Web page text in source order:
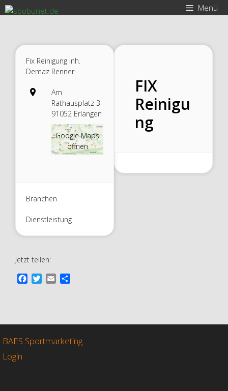
Zum
Inhalt
Menü
Fix Reinigung Inh.
Demaz Renner
Am
Rathausplatz 3
91052 Erlangen
Google Maps
öffnen
Branchen
Dienstleistung
FIX
Reinigu
ng
Jetzt teilen:
o
k
r
BAES Sportmarketing
Login